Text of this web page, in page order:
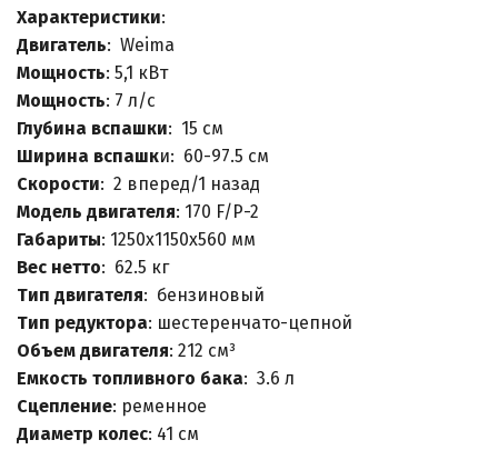
Характеристики:
Двигатель: Weima
Мощность: 5,1 кВт
Мощность: 7 л/с
Глубина вспашки: 15 см
Ширина вспашки: 60-97.5 см
Скорости: 2 вперед/1 назад
Модель двигателя: 170 F/P-2
Габариты: 1250х1150х560 мм
Вес нетто: 62.5 кг
Тип двигателя: бензиновый
Тип редуктора: шестеренчато-цепной
Объем двигателя: 212 см³
Емкость топливного бака: 3.6 л
Сцепление: ременное
Диаметр колес: 41 см